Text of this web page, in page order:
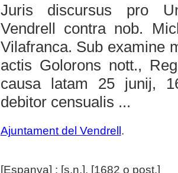
Juris discursus pro
Vendrell contra nob.
Vilafranca. Sub examine
actis Golorons nott.,
causa latam 25 junij,
debitor censualis ...
Ajuntament del Vendrell .
[Espanya] : [s.n.], [1682 o post.]